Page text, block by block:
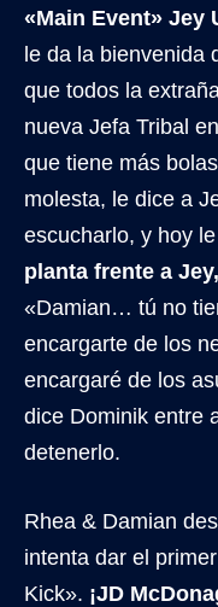
«Main Event» Jey
le da la bienvenida
que todos la
nueva Jefa Tribal
que tiene más
molesta, le dice a
escucharlo, y hoy
planta frente a
«Damian… tú no
encargarte de los
encargaré de los
dice Dominik entre
detenerlo.
Rhea & Damian
intenta dar el
Kick». ¡JD